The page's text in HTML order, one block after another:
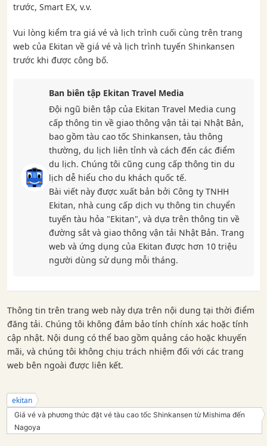
trước, Smart EX, v.v.
Vui lòng kiểm tra giá vé và lịch trình cuối cùng trên trang
web của Ekitan về giá vé và lịch trình tuyến Shinkansen
trước khi được công bố.
Ban biên tập Ekitan Travel Media
Đội ngũ biên tập của Ekitan Travel Media cung
cấp thông tin về giao thông vận tải tại Nhật Bản,
bao gồm tàu ​​cao tốc Shinkansen, tàu thông
thường, du lịch liên tỉnh và cách đến các điểm
du lịch. Chúng tôi cũng cung cấp thông tin du
lịch dễ hiểu cho du khách quốc tế.
Bài viết này được xuất bản bởi Công ty TNHH
Ekitan, nhà cung cấp dịch vụ thông tin chuyển
tuyến tàu hỏa "Ekitan", và dựa trên thông tin về
đường sắt và giao thông vận tải Nhật Bản. Trang
web và ứng dụng của Ekitan được hơn 10 triệu
người dùng sử dụng mỗi tháng.
Thông tin trên trang web này dựa trên nội dung tại thời điểm
đăng tải. Chúng tôi không đảm bảo tính chính xác hoặc tính
cập nhật. Nội dung có thể bao gồm quảng cáo hoặc khuyến
mãi, và chúng tôi không chịu trách nhiệm đối với các trang
web bên ngoài được liên kết.
ekitan
Giá vé và phương thức đặt vé tàu cao tốc Shinkansen từ Mishima đến
Nagoya